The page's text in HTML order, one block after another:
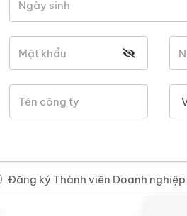
Đăng ký Thành viên Doanh nghiệp